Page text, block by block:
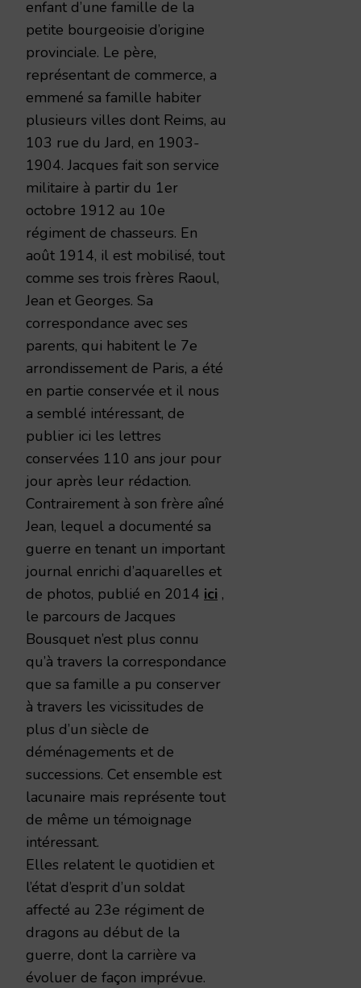
enfant d’une famille de la
petite bourgeoisie d’origine
provinciale. Le père,
représentant de commerce, a
emmené sa famille habiter
plusieurs villes dont Reims, au
103 rue du Jard, en 1903-
1904. Jacques fait son service
militaire à partir du 1er
octobre 1912 au 10e
régiment de chasseurs. En
août 1914, il est mobilisé, tout
comme ses trois frères Raoul,
Jean et Georges. Sa
correspondance avec ses
parents, qui habitent le 7e
arrondissement de Paris, a été
en partie conservée et il nous
a semblé intéressant, de
publier ici les lettres
conservées 110 ans jour pour
jour après leur rédaction.
Contrairement à son frère aîné
Jean, lequel a documenté sa
guerre en tenant un important
journal enrichi d’aquarelles et
de photos, publié en 2014 ici ,
le parcours de Jacques
Bousquet n’est plus connu
qu’à travers la correspondance
que sa famille a pu conserver
à travers les vicissitudes de
plus d’un siècle de
déménagements et de
successions. Cet ensemble est
lacunaire mais représente tout
de même un témoignage
intéressant.
Elles relatent le quotidien et
l’état d’esprit d’un soldat
affecté au 23e régiment de
dragons au début de la
guerre, dont la carrière va
évoluer de façon imprévue.